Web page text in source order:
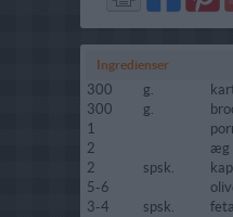
Facebook
Ingredienser
300 g.
300
g.
1
2
æg
2
spsk.
5-6
3-4
spsk.